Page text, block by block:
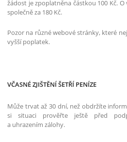
žádost je zpoplatněna částkou 100 Kč. O
společně za 180 Kč.
Pozor na různé webové stránky, které
vyšší poplatek.
VČASNÉ ZJIŠTĚNÍ ŠETŘÍ PENÍZE
Může trvat až 30 dní, než obdržíte
si situaci prověřte ještě před
a uhrazením zálohy.